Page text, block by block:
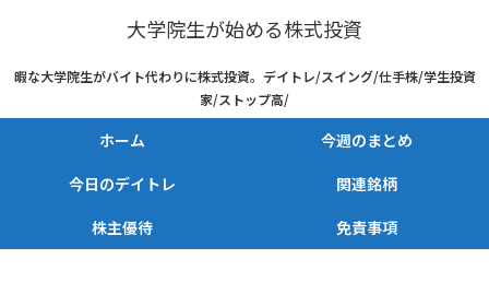
大学院生が始める株式投資
暇な大学院生がバイト代わりに株式投資。デイトレ/スイング/仕手株/学生投資
家/ストップ高/
ホーム
今週のまとめ
今日のデイトレ
関連銘柄
株主優待
免責事項